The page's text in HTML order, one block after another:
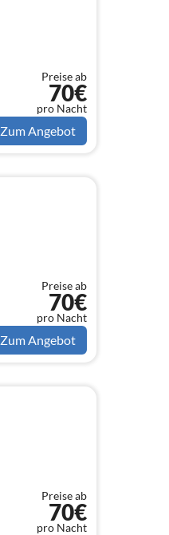
Preise ab
70€
pro Nacht
Zum Angebot
Preise ab
70€
pro Nacht
Zum Angebot
Preise ab
70€
pro Nacht